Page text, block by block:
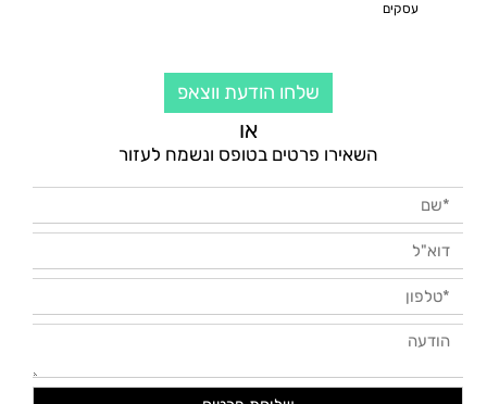
עסקים
שלחו הודעת ווצאפ
או
השאירו פרטים בטופס ונשמח לעזור